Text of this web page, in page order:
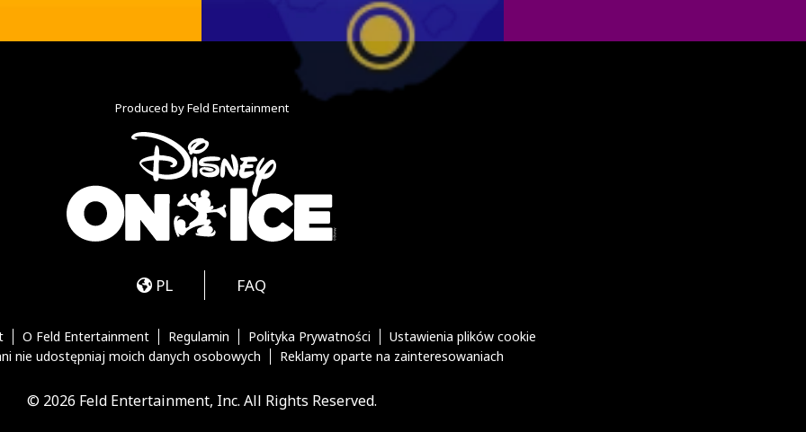
Produced by Feld Entertainment
PL FAQ
O Feld Entertainment Regulamin Polityka Prywatności
Ustawienia plików cookie
nie udostępniaj moich danych osobowych
Reklamy oparte na zainteresowaniach
© 2026 Feld Entertainment, Inc. All Rights Reserved.